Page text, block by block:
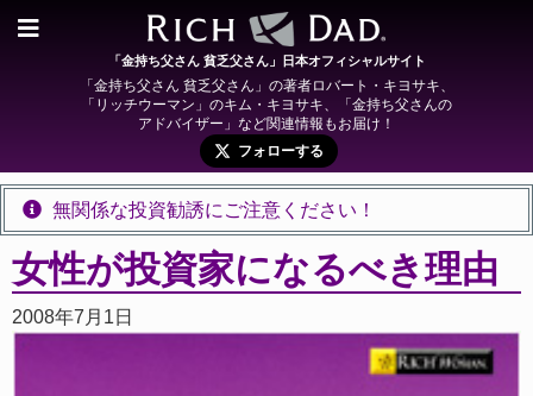
「金持ち父さん 貧乏父さん」日本オフィシャルサイト
「金持ち父さん 貧乏父さん」の著者ロバート・キヨサキ、
「リッチウーマン」のキム・キヨサキ、「金持ち父さんの
アドバイザー」など関連情報もお届け！
フォローする
無関係な投資勧誘にご注意ください！
女性が投資家になるべき理由
2008年7月1日